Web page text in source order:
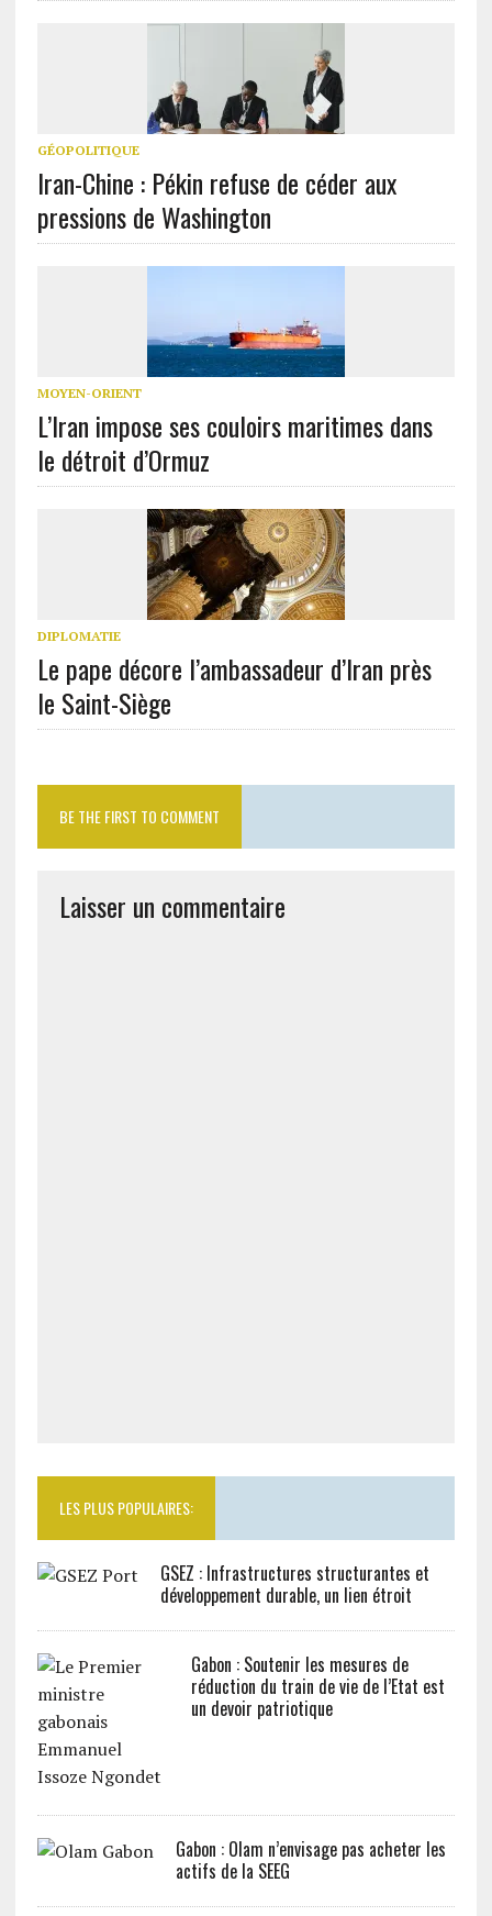
GÉOPOLITIQUE
Iran-Chine : Pékin refuse de céder aux
pressions de Washington
MOYEN-ORIENT
L’Iran impose ses couloirs maritimes dans
le détroit d’Ormuz
DIPLOMATIE
Le pape décore l’ambassadeur d’Iran près
le Saint-Siège
BE THE FIRST TO COMMENT
Laisser un commentaire
LES PLUS POPULAIRES:
GSEZ : Infrastructures structurantes et
développement durable, un lien étroit
Gabon : Soutenir les mesures de
réduction du train de vie de l’Etat est
un devoir patriotique
Gabon : Olam n’envisage pas acheter les
actifs de la SEEG